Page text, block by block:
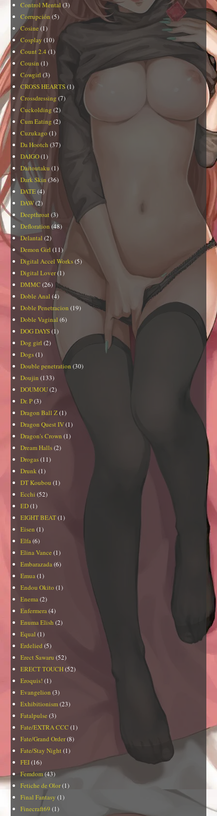
Control Mental(3)
Corrupción (5)
Cosine(1)
Cosplay (10)
Count 2.4 (1)
Cousin (1)
Cowgirl (3)
CROSS HEARTS(1)
Crossdressing (7)
Cuckolding (2)
Cum Eating (2)
Cuzukago (1)
Da Hootch (37)
DAIGO(1)
Daitoutaku (1)
Dark Skin (36)
DATE(4)
DAW(2)
Deepthroat(3)
Defloration (48)
Delantal (2)
Demon Girl (11)
Digital Accel Works(5)
Digital Lover(1)
DMMC (26)
Doble Anal (4)
Doble Penetracion (19)
Doble Vaginal (6)
DOG DAYS(1)
Dog girl (2)
Dogs(1)
Double penetration (30)
Doujin (133)
DOUMOU(2)
Dr. P(3)
Dragon Ball Z(1)
Dragon Quest IV(1)
Dragon's Crown (1)
Dream Halls(2)
Drogas(11)
Drunk (1)
DT Koubou (1)
Ecchi (52)
ED(1)
EIGHT BEAT(1)
Eisen (1)
Elfa(6)
Elina Vance (1)
Embarazada(6)
Emua(1)
Endou Okito (1)
Enema(2)
Enfermera(4)
Enuma Elish (2)
Equal (1)
Erdelied (5)
Erect Sawaru (52)
ERECT TOUCH(52)
Eroquis! (1)
Evangelion (3)
Exhibitionism(23)
Fatalpulse (3)
Fate/EXTRA CCC (1)
Fate/Grand Order(8)
Fate/Stay Night (1)
FEI(16)
Femdom(43)
Fetiche de Olor(1)
Final Fantasy (1)
Finecraft69 (1)